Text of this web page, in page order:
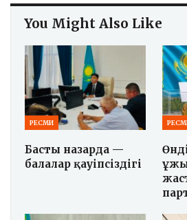
You Might Also Like
РЕСМИ
Басты назарда —
балалар қауіпсіздігі